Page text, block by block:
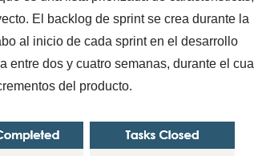
El backlog de sprint se crea durante la
al inicio de cada sprint en el desarrollo
dos y cuatro semanas, durante el cual
del producto.